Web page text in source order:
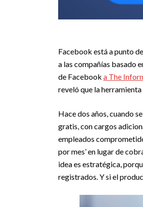
Facebook está a punto
a las compañías basado
de Facebook a The
reveló que la
Hace dos años, cuando
gratis, con cargos
empleados
por mes’ en lugar de
idea es estratégica,
registrados. Y si el